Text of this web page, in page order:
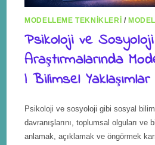
MODELLEME TEKNIKLERI /
Psikoloji ve Sosyoloji
Araştırmalarında
| Bilimsel Yaklaşımlar
Psikoloji ve sosyoloji gibi sosyal
davranışlarını, toplumsal olguları ve
anlamak, açıklamak ve öngörmek